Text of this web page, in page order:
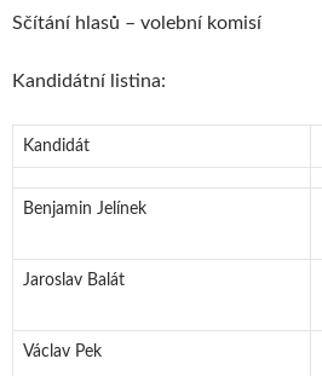
Sčítání hlasů – volební komisí
Kandidátní listina:
Kandidát
Benjamin Jelínek
Jaroslav Balát
Václav Pek